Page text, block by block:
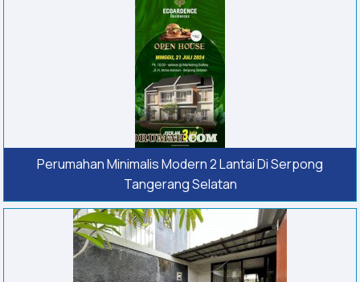
Perumahan Minimalis Modern 2 Lantai Di Serpong
Tangerang Selatan